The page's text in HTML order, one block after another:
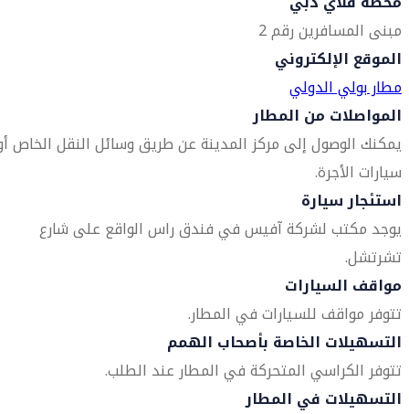
مبنى المسافرين رقم 2
الموقع الإلكتروني
مطار بولي الدولي
المواصلات من المطار
يمكنك الوصول إلى مركز المدينة عن طريق وسائل النقل الخاص
سيارات الأجرة.
استئجار سيارة
يوجد مكتب لشركة آفيس في فندق راس الواقع على شارع
تشرتشل.
مواقف السيارات
تتوفر مواقف للسيارات في المطار.
التسهيلات الخاصة بأصحاب الهمم
تتوفر الكراسي المتحركة في المطار عند الطلب.
التسهيلات في المطار